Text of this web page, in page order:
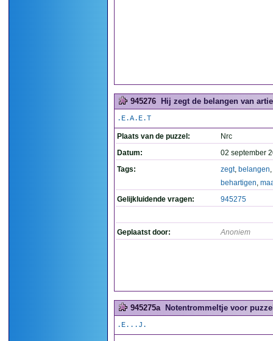
945276 Hij zegt de belangen van
.E.A.E.T
Plaats van de puzzel:
Nrc
Datum:
02 september
Tags:
zegt, belangen,
behartigen,
Gelijkluidende vragen:
945275
Geplaatst door: Anoniem
945275a Notentrommeltje voor
.E...J.